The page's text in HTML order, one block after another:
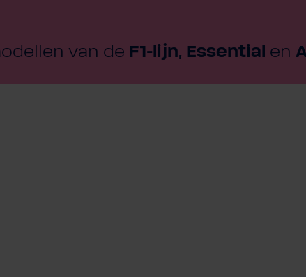
van de F1-lijn, Essential en